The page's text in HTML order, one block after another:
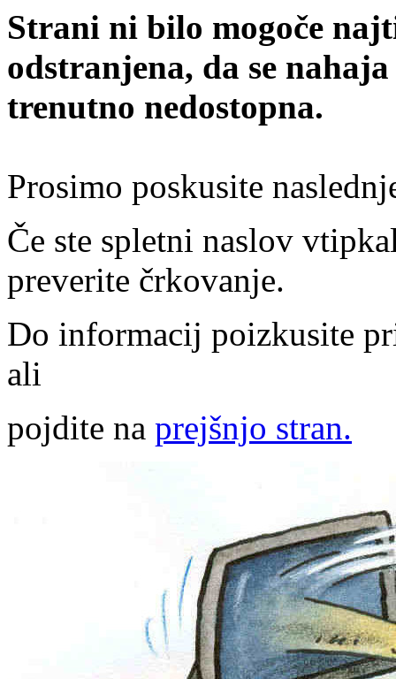
Strani ni bilo mogoče
odstranjena, da se
trenutno nedostopna.
Prosimo poskusite
Če ste spletni naslov
preverite črkovanje.
Do informacij poizkusite
ali
pojdite na prejšnjo stran.